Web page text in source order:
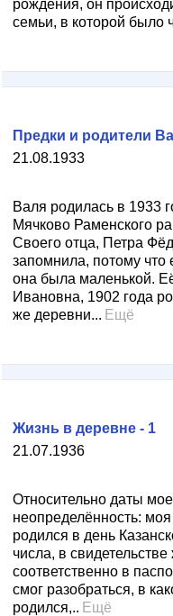
рождения, он
семьи, в которой было
21.08.1933
Предки и родители
Валя родилась в 1933
Мячково Раменского
Своего отца, Петра
запомнила, потому что
она была маленькой.
Ивановна, 1902 года
же деревни... Ещё
21.07.1936
Жизнь в деревне - 1
Относительно даты
неопределённость:
родился в день
числа, в
соответственно в
смог разобраться, в
родился,.. Ещё